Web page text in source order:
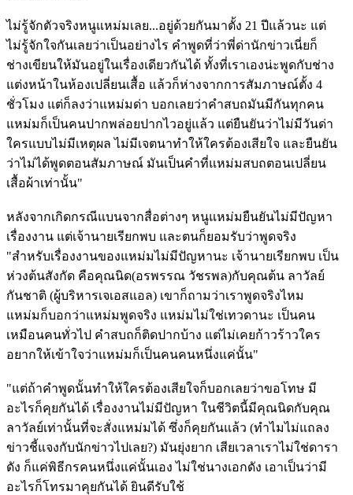
ไม่รู้จักตัวจริงหนูแหม่มเลย...อยู่ด้วยกันมาตั้ง 21 ปีแล้วนะ แต่
ไม่รู้จักใจกันเลยว่าเป็นอย่างไร คำพูดที่ว่าพี่ด่านักข่าวเนี่ยก็
ช่างเขียนให้มันอยู่ในเรื่องเดียวกันได้ ทั้งที่เราเองน่ะพูดกับช่าง
แต่งหน้าในห้องเปลี่ยนเสื้อ แล้วก็ห่างจากการสัมภาษณ์ตั้ง 4
ชั่วโมง แต่ก็ลงว่าแหม่มด่า บอกเลยว่าคำสบถมันมีกันทุกคน
แหม่มก็เป็นคนปากพล่อยปากไวอยู่แล้ว แต่ยืนยันว่าไม่มีวันด่า
ใครแบบไม่มีเหตุผล ไม่มีเจตนาทำให้ใครต้องเสียใจ และยืนยัน
ว่าไม่ได้พูดตอนสัมภาษณ์ มันเป็นคำที่แหม่มสบถตอนเปลี่ยน
เสื้อผ้าเท่านั้น"
หลังจากเกิดกรณีแบนจากสื่อต่างๆ หนูแหม่มยืนยันไม่มีปัญหา
เรื่องงาน แต่เจ้านายเรียกพบ และตนก็ยอมรับว่าพูดจริง
"สำหรับเรื่องงานของแหม่มไม่มีปัญหานะ เจ้านายเรียกพบ เป็น
ห่วงต้นสังกัด คือคุณนิด(อรพรรณ วัชรพล)กับคุณต้น ลาวัลย์
กันชาติ (ผู้บริหารเจเอสแอล) เขาก็ถามว่าเราพูดจริงไหม
แหม่มก็บอกว่าแหม่มพูดจริง แหม่มไม่ใช่เทวดานะ เป็นคน
เหมือนคนทั่วไป คำสบถก็ติดปากบ้าง แต่ไม่เคยก้าวร้าวใคร
อยากให้เข้าใจว่าแหม่มก็เป็นคนคนหนึ่งแค่นั้น"
"แต่ถ้าคำพูดนั้นทำให้ใครต้องเสียใจก็บอกเลยว่าขอโทษ มี
อะไรก็คุยกันได้ เรื่องงานไม่มีปัญหา ในชีวิตนี้มีคุณนิดกับคุณ
ลาวัลย์เท่านั้นที่จะสั่งแหม่มได้ ซึ่งก็คุยกันแล้ว (ทำไมไม่แถลง
ข่าวชี้แจงกับนักข่าวไปเลย?) มันยุ่งยาก เสียเวลาเราไม่ใช่ดารา
ดัง ก็แค่พิธีกรคนหนึ่งแค่นั้นเอง ไม่ใช่นางเอกดัง เอาเป็นว่ามี
อะไรก็โทรมาคุยกันได้ ยินดีรับใช้